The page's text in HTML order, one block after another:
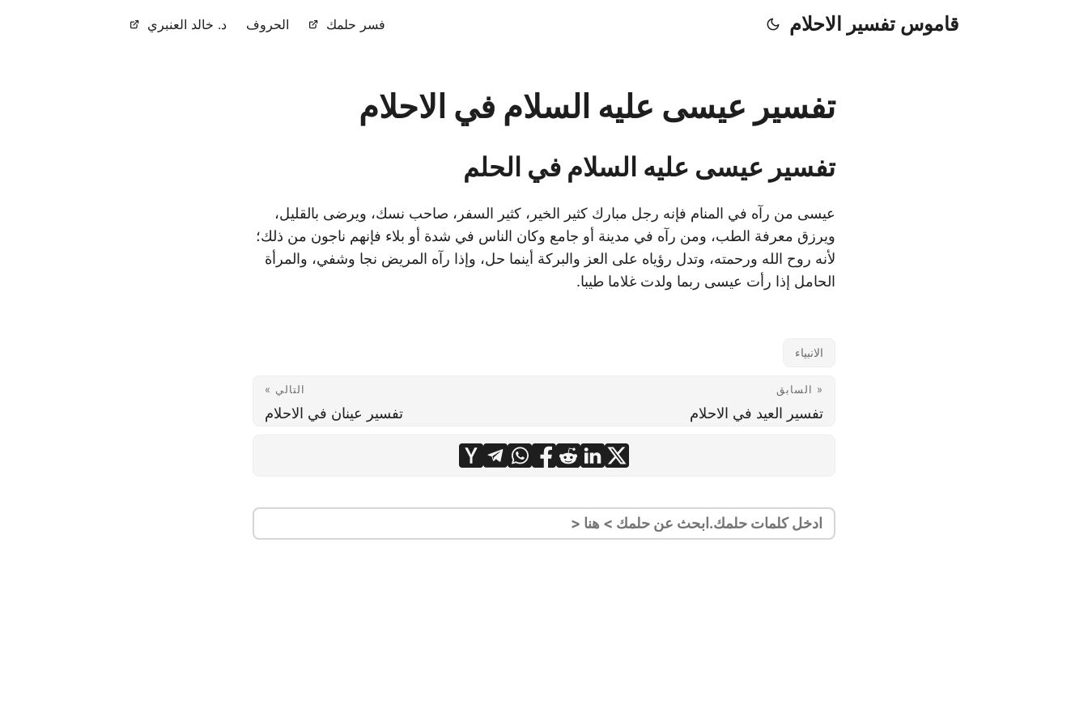
قاموس تفسير الاحلام فسر حلمك الحروف د. خالد العنبري
تفسير عيسى عليه السلام في الاحلام
تفسير عيسى عليه السلام في الحلم
عيسى من رآه في المنام فإنه رجل مبارك كثير الخير، كثير السفر، صاحب نسك، ويرضى بالقليل،
ويرزق معرفة الطب، ومن رآه في مدينة أو جامع وكان الناس في شدة أو بلاء فإنهم ناجون من ذلك؛
لأنه روح الله ورحمته، وتدل رؤياه على العز والبركة أينما حل، وإذا رآه المريض نجا وشفي، والمرأة
الحامل إذا رأت عيسى ربما ولدت غلاما طيبا.
الانبياء
« السابق
تفسير العيد في الاحلام
التالي »
تفسير عينان في الاحلام